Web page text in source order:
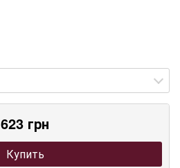
623 грн
Купить